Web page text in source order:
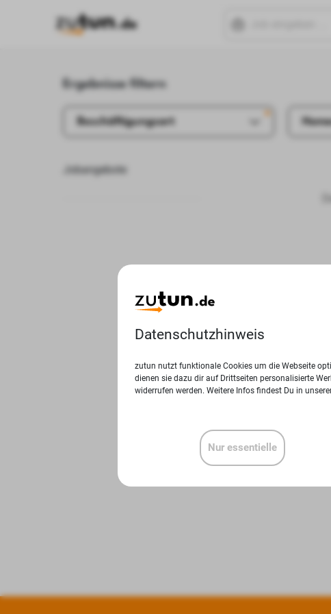
Ergebnisse filtern
Beschäftigungsart
Jobangebote
Datenschutzhinweis
zutun nutzt funktionale Cookies um die Webseite
dienen sie dazu dir auf Drittseiten personalisierte
widerrufen werden. Weitere Infos findest Du in
Nur essentielle